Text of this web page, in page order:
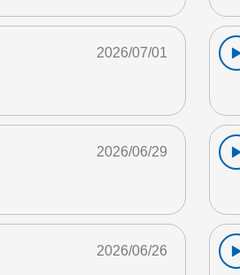
2026/07/01
2026/06/29
2026/06/26